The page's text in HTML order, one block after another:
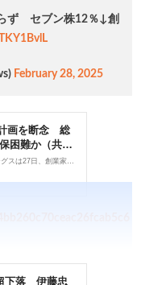
ず セブン株12％↓創
February 28, 2025